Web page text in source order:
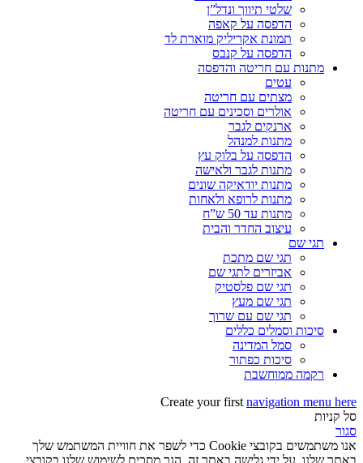
שלטי תיווך ונדל”ן
הדפסה על קאפה
תמונת אקריליק מוארת לד
הדפסה על קנבס
מתנות עם חריטה והדפסה
עטים
מצתים עם חריטה
אולרים וסכינים עם חריטה
ארנקים לגבר
מתנות למנהל
הדפסה על בלוק עץ
מתנות לגבר ולאישה
מתנות יודאיקה שונים
מתנות לרופא ולאחות
מתנות עד 50 ש”ח
עיצוב החדר והבית
תגי שם
תגי שם מתכת
אביזרים לתגי שם
תגי שם פלסטיק
תגי שם מעץ
תגי שם עם שרוך
סיכות וסמלים כללים
סמל המדינה
סיכות כפתור
רקמה ממוחשבת
Create your first navigation menu here
סל קניות
סגור
אנו משתמשים בקובצי Cookie כדי לשפר את חוויית המשתמש שלך
באתר שלנו. על ידי גלישה באתר זה, הנך מסכים לשימוש שלנו בקובצי